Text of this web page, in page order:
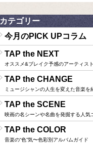
カテゴリー
今月のPICK UPコラム
TAP the NEXT
オススメ&ブレイク予感のアーティス
TAP the CHANGE
ミュージシャンの人生を変えた音楽を
TAP the SCENE
映画の名シーンや名曲を発掘する人気
TAP the COLOR
音楽の“色”気〜色彩別アルバムガイド